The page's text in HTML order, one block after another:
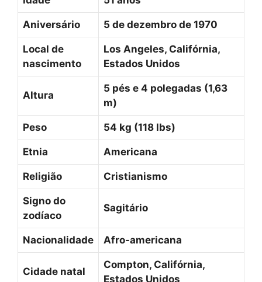
Aniversário 5 de dezembro de 1970
Local de
nascimento
Los Angeles, Califórnia,
Estados Unidos
Altura
5 pés e 4 polegadas (1,63
m)
Peso 54 kg (118 lbs)
Etnia Americana
Religião Cristianismo
Signo do
zodíaco
Sagitário
Nacionalidade Afro-americana
Cidade natal
Compton, Califórnia,
Estados Unidos